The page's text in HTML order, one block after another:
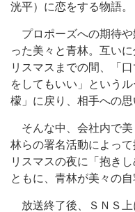
洸平）に恋をする物語。
プロポーズへの期待や
った美々と青林。互い
リスマスまでの間、「
をしてもいい」という
檬」に戻り、相手への思
そんな中、会社内で美
林らの署名活動によっ
リスマスの夜に「抱き
ともに、青林が美々の
放送終了後、ＳＮＳ上